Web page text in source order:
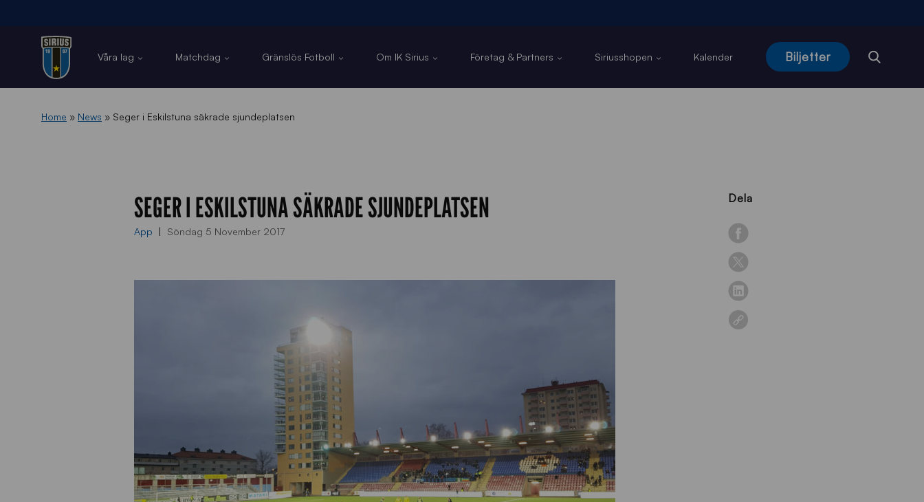
Våra lag Matchdag Gränslös Fotboll Om IK Sirius Företag & Partners Siriusshopen Kalender Biljetter
Home » News » Seger i Eskilstuna säkrade sjundeplatsen
Dela
SEGER I ESKILSTUNA SÄKRADE SJUNDEPLATSEN
App Söndag 5 November 2017